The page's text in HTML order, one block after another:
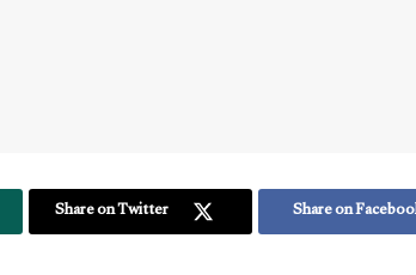
Share on
Share on Twitter